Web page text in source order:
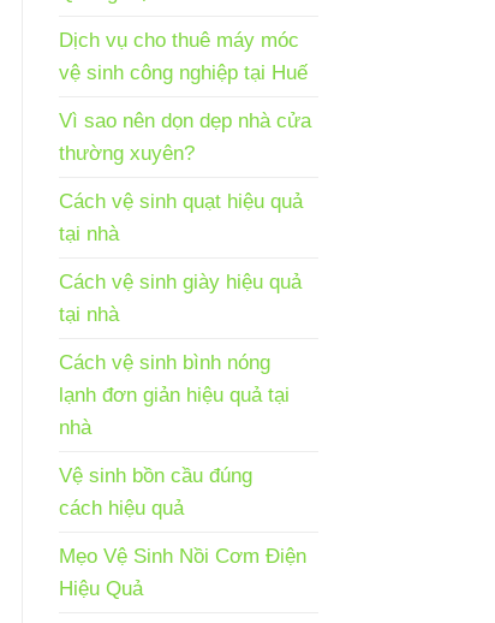
Dịch vụ cho thuê máy móc
vệ sinh công nghiệp tại Huế
Vì sao nên dọn dẹp nhà cửa
thường xuyên?
Cách vệ sinh quạt hiệu quả
tại nhà
Cách vệ sinh giày hiệu quả
tại nhà
Cách vệ sinh bình nóng
lạnh đơn giản hiệu quả tại
nhà
Vệ sinh bồn cầu đúng
cách hiệu quả
Mẹo Vệ Sinh Nồi Cơm Điện
Hiệu Quả